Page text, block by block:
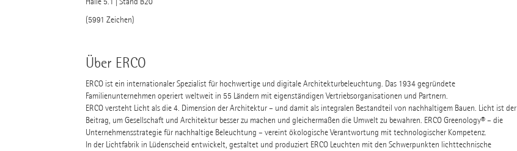
(5991 Zeichen)
Über ERCO
ERCO ist ein internationaler Spezialist für hochwertige und digitale Architekturbeleuchtung. Das 1934 gegründete
Familienunternehmen operiert weltweit in 55 Ländern mit eigenständigen Vertriebsorganisationen und Partnern.
ERCO versteht Licht als die 4. Dimension der Architektur – und damit als integralen Bestandteil von nachhaltigem Bauen. Licht ist der
Beitrag, um Gesellschaft und Architektur besser zu machen und gleichermaßen die Umwelt zu bewahren. ERCO Greenology® – die
Unternehmensstrategie für nachhaltige Beleuchtung – vereint ökologische Verantwortung mit technologischer Kompetenz.
In der Lichtfabrik in Lüdenscheid entwickelt, gestaltet und produziert ERCO Leuchten mit den Schwerpunkten lichttechnische